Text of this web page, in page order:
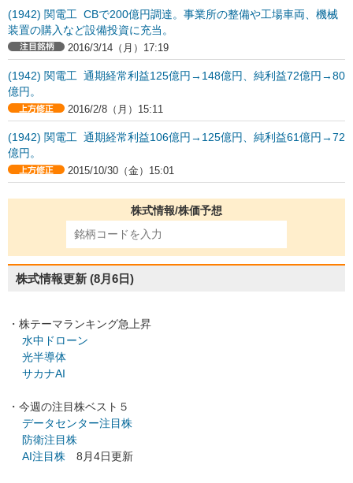
(1942) 関電工 CBで200億円調達。事業所の整備や工場車両、機械
装置の購入など設備投資に充当。
2016/3/14（月）17:19
(1942) 関電工 通期経常利益125億円→148億円、純利益72億円→80
億円。
2016/2/8（月）15:11
(1942) 関電工 通期経常利益106億円→125億円、純利益61億円→72
億円。
2015/10/30（金）15:01
株式情報/株価予想
株式情報更新 (8月6日)
・株テーマランキング急上昇
水中ドローン
光半導体
サカナAI
・今週の注目株ベスト５
データセンター注目株
防衛注目株
AI注目株 8月4日更新